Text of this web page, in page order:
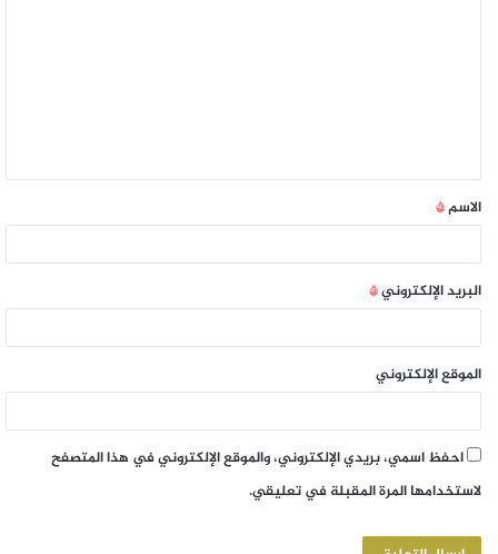
الاسم*
البريد الإلكتروني*
الموقع الإلكتروني
احفظ اسمي، بريدي الإلكتروني، والموقع الإلكتروني في هذا المتصفح
لاستخدامها المرة المقبلة في تعليقي.